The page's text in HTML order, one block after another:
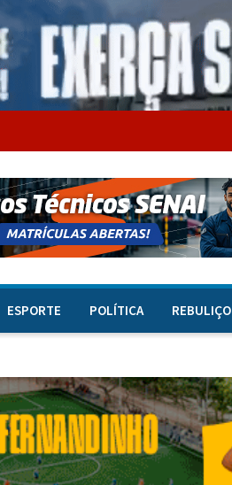
ESPORTE POLÍTICA REBULIÇO